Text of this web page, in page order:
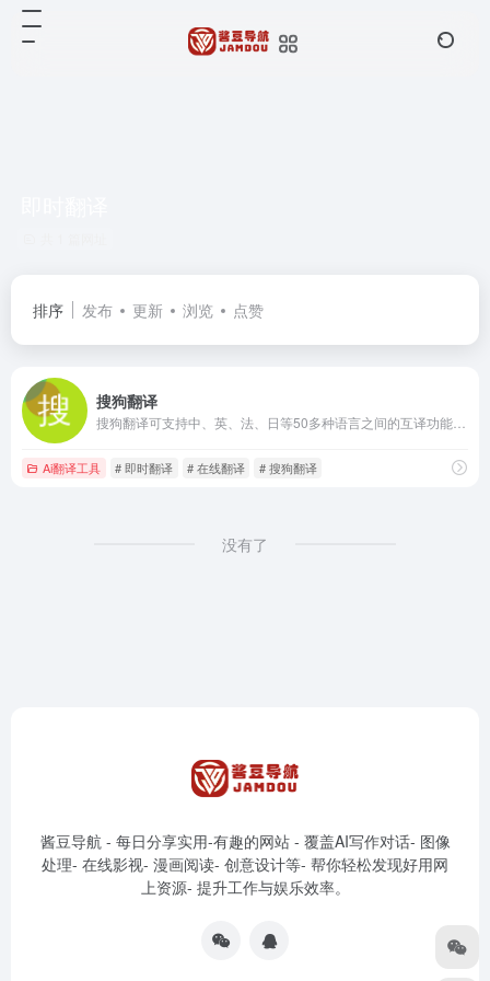
排序 发布 更新 浏览 点赞
搜狗翻译
Ai翻译工具 # 即时翻译 # 在线翻译 # 搜狗翻译
没有了
酱豆导航 - 每日分享实用-有趣的网站 - 覆盖AI写作对话- 图像
处理- 在线影视- 漫画阅读- 创意设计等- 帮你轻松发现好用网
上资源- 提升工作与娱乐效率。